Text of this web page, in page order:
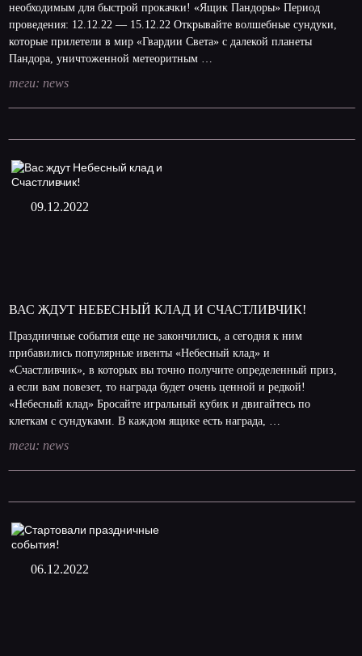
необходимым для быстрой прокачки! «Ящик Пандоры» Период
проведения: 12.12.22 — 15.12.22 Открывайте волшебные сундуки,
которые прилетели в мир «Гвардии Света» с далекой планеты
Пандора, уничтоженной метеоритным …
теги: news
09.12.2022
ВАС ЖДУТ НЕБЕСНЫЙ КЛАД И СЧАСТЛИВЧИК!
Праздничные события еще не закончились, а сегодня к ним
прибавились популярные ивенты «Небесный клад» и
«Счастливчик», в которых вы точно получите определенный приз,
а если вам повезет, то награда будет очень ценной и редкой!
«Небесный клад» Бросайте игральный кубик и двигайтесь по
клеткам с сундуками. В каждом ящике есть награда, …
теги: news
06.12.2022